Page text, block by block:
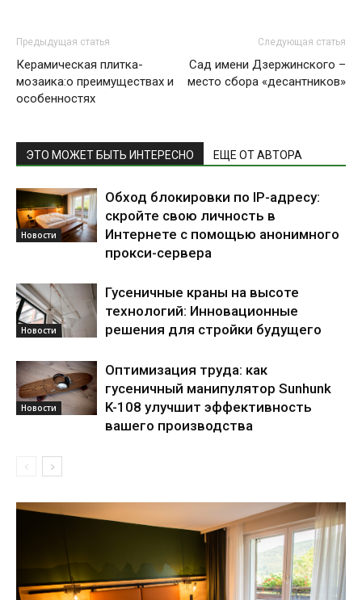
Предыдущая статья
Керамическая плитка-
мозаика:о преимуществах и
особенностях
Следующая статья
Сад имени Дзержинского –
место сбора «десантников»
ЭТО МОЖЕТ БЫТЬ ИНТЕРЕСНО ЕЩЕ ОТ АВТОРА
Новости
Обход блокировки по IP-адресу:
скройте свою личность в
Интернете с помощью анонимного
прокси-сервера
Новости
Гусеничные краны на высоте
технологий: Инновационные
решения для стройки будущего
Новости
Оптимизация труда: как
гусеничный манипулятор Sunhunk
K-108 улучшит эффективность
вашего производства